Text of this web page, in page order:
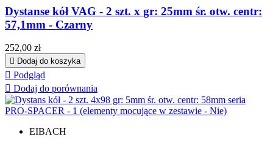
Dystanse kół VAG - 2 szt. x gr: 25mm śr. otw. centr:
57,1mm - Czarny
Cena
252,00 zł
 Dodaj do koszyka
 Podgląd
 Dodaj do porównania
EIBACH